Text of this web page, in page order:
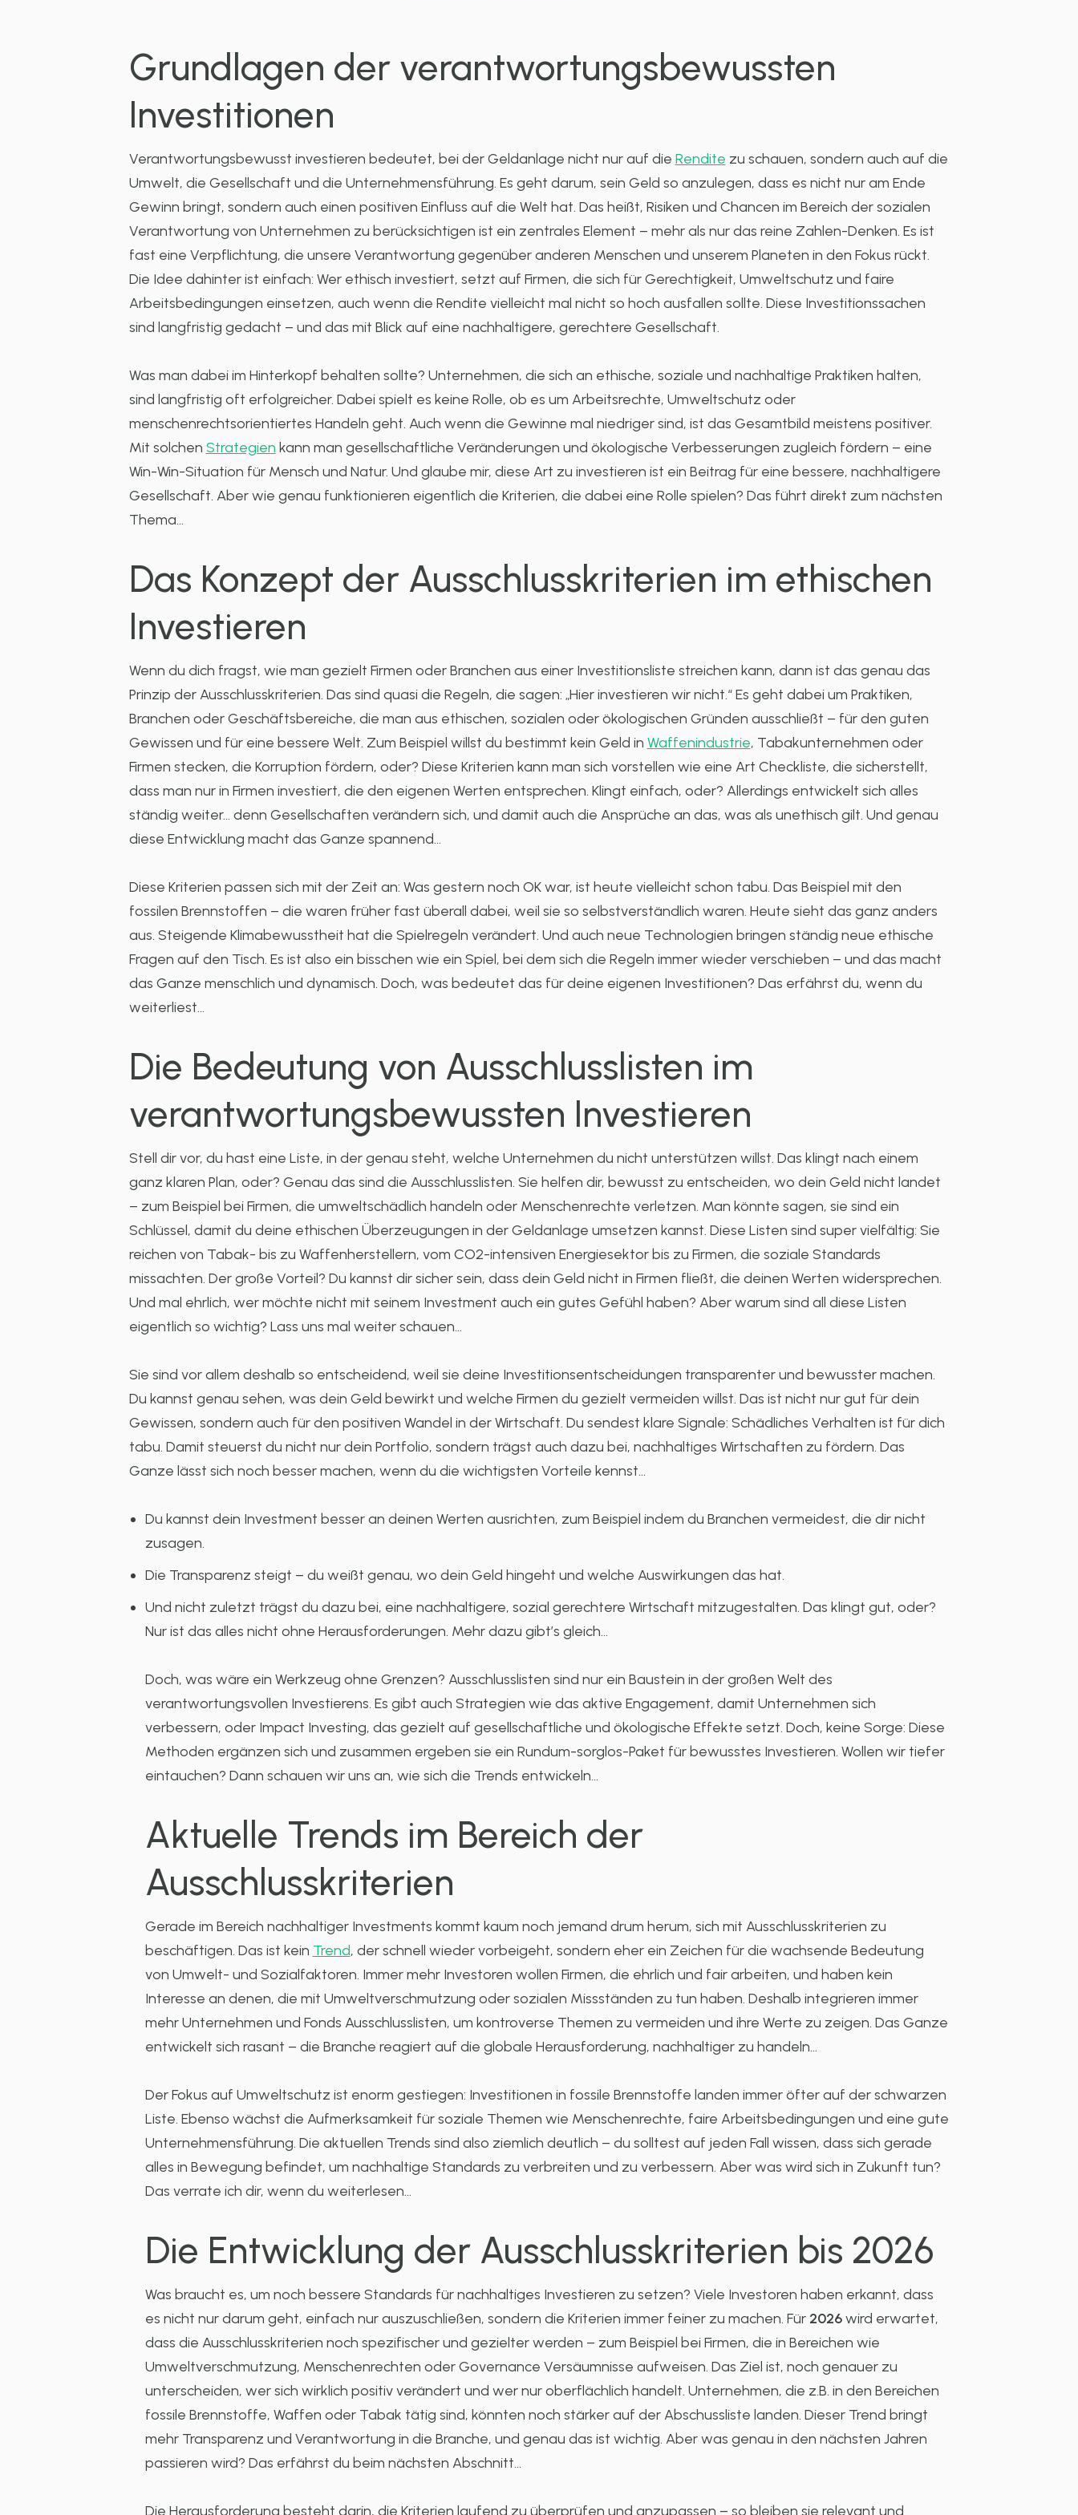
Grundlagen der verantwortungsbewussten
Investitionen
Verantwortungsbewusst investieren bedeutet, bei der Geldanlage nicht nur auf die Rendite zu schauen, sondern auch auf die
Umwelt, die Gesellschaft und die Unternehmensführung. Es geht darum, sein Geld so anzulegen, dass es nicht nur am Ende
Gewinn bringt, sondern auch einen positiven Einfluss auf die Welt hat. Das heißt, Risiken und Chancen im Bereich der sozialen
Verantwortung von Unternehmen zu berücksichtigen ist ein zentrales Element – mehr als nur das reine Zahlen-Denken. Es ist
fast eine Verpflichtung, die unsere Verantwortung gegenüber anderen Menschen und unserem Planeten in den Fokus rückt.
Die Idee dahinter ist einfach: Wer ethisch investiert, setzt auf Firmen, die sich für Gerechtigkeit, Umweltschutz und faire
Arbeitsbedingungen einsetzen, auch wenn die Rendite vielleicht mal nicht so hoch ausfallen sollte. Diese Investitionssachen
sind langfristig gedacht – und das mit Blick auf eine nachhaltigere, gerechtere Gesellschaft.
Was man dabei im Hinterkopf behalten sollte? Unternehmen, die sich an ethische, soziale und nachhaltige Praktiken halten,
sind langfristig oft erfolgreicher. Dabei spielt es keine Rolle, ob es um Arbeitsrechte, Umweltschutz oder
menschenrechtsorientiertes Handeln geht. Auch wenn die Gewinne mal niedriger sind, ist das Gesamtbild meistens positiver.
Mit solchen Strategien kann man gesellschaftliche Veränderungen und ökologische Verbesserungen zugleich fördern – eine
Win-Win-Situation für Mensch und Natur. Und glaube mir, diese Art zu investieren ist ein Beitrag für eine bessere, nachhaltigere
Gesellschaft. Aber wie genau funktionieren eigentlich die Kriterien, die dabei eine Rolle spielen? Das führt direkt zum nächsten
Thema…
Das Konzept der Ausschlusskriterien im ethischen
Investieren
Wenn du dich fragst, wie man gezielt Firmen oder Branchen aus einer Investitionsliste streichen kann, dann ist das genau das
Prinzip der Ausschlusskriterien. Das sind quasi die Regeln, die sagen: „Hier investieren wir nicht.“ Es geht dabei um Praktiken,
Branchen oder Geschäftsbereiche, die man aus ethischen, sozialen oder ökologischen Gründen ausschließt – für den guten
Gewissen und für eine bessere Welt. Zum Beispiel willst du bestimmt kein Geld in Waffenindustrie, Tabakunternehmen oder
Firmen stecken, die Korruption fördern, oder? Diese Kriterien kann man sich vorstellen wie eine Art Checkliste, die sicherstellt,
dass man nur in Firmen investiert, die den eigenen Werten entsprechen. Klingt einfach, oder? Allerdings entwickelt sich alles
ständig weiter… denn Gesellschaften verändern sich, und damit auch die Ansprüche an das, was als unethisch gilt. Und genau
diese Entwicklung macht das Ganze spannend…
Diese Kriterien passen sich mit der Zeit an: Was gestern noch OK war, ist heute vielleicht schon tabu. Das Beispiel mit den
fossilen Brennstoffen – die waren früher fast überall dabei, weil sie so selbstverständlich waren. Heute sieht das ganz anders
aus. Steigende Klimabewusstheit hat die Spielregeln verändert. Und auch neue Technologien bringen ständig neue ethische
Fragen auf den Tisch. Es ist also ein bisschen wie ein Spiel, bei dem sich die Regeln immer wieder verschieben – und das macht
das Ganze menschlich und dynamisch. Doch, was bedeutet das für deine eigenen Investitionen? Das erfährst du, wenn du
weiterliest…
Die Bedeutung von Ausschlusslisten im
verantwortungsbewussten Investieren
Stell dir vor, du hast eine Liste, in der genau steht, welche Unternehmen du nicht unterstützen willst. Das klingt nach einem
ganz klaren Plan, oder? Genau das sind die Ausschlusslisten. Sie helfen dir, bewusst zu entscheiden, wo dein Geld nicht landet
– zum Beispiel bei Firmen, die umweltschädlich handeln oder Menschenrechte verletzen. Man könnte sagen, sie sind ein
Schlüssel, damit du deine ethischen Überzeugungen in der Geldanlage umsetzen kannst. Diese Listen sind super vielfältig: Sie
reichen von Tabak- bis zu Waffenherstellern, vom CO2-intensiven Energiesektor bis zu Firmen, die soziale Standards
missachten. Der große Vorteil? Du kannst dir sicher sein, dass dein Geld nicht in Firmen fließt, die deinen Werten widersprechen.
Und mal ehrlich, wer möchte nicht mit seinem Investment auch ein gutes Gefühl haben? Aber warum sind all diese Listen
eigentlich so wichtig? Lass uns mal weiter schauen…
Sie sind vor allem deshalb so entscheidend, weil sie deine Investitionsentscheidungen transparenter und bewusster machen.
Du kannst genau sehen, was dein Geld bewirkt und welche Firmen du gezielt vermeiden willst. Das ist nicht nur gut für dein
Gewissen, sondern auch für den positiven Wandel in der Wirtschaft. Du sendest klare Signale: Schädliches Verhalten ist für dich
tabu. Damit steuerst du nicht nur dein Portfolio, sondern trägst auch dazu bei, nachhaltiges Wirtschaften zu fördern. Das
Ganze lässt sich noch besser machen, wenn du die wichtigsten Vorteile kennst…
Du kannst dein Investment besser an deinen Werten ausrichten, zum Beispiel indem du Branchen vermeidest, die dir nicht
zusagen.
Die Transparenz steigt – du weißt genau, wo dein Geld hingeht und welche Auswirkungen das hat.
Und nicht zuletzt trägst du dazu bei, eine nachhaltigere, sozial gerechtere Wirtschaft mitzugestalten. Das klingt gut, oder?
Nur ist das alles nicht ohne Herausforderungen. Mehr dazu gibt’s gleich…
Doch, was wäre ein Werkzeug ohne Grenzen? Ausschlusslisten sind nur ein Baustein in der großen Welt des
verantwortungsvollen Investierens. Es gibt auch Strategien wie das aktive Engagement, damit Unternehmen sich
verbessern, oder Impact Investing, das gezielt auf gesellschaftliche und ökologische Effekte setzt. Doch, keine Sorge: Diese
Methoden ergänzen sich und zusammen ergeben sie ein Rundum-sorglos-Paket für bewusstes Investieren. Wollen wir tiefer
eintauchen? Dann schauen wir uns an, wie sich die Trends entwickeln…
Aktuelle Trends im Bereich der
Ausschlusskriterien
Gerade im Bereich nachhaltiger Investments kommt kaum noch jemand drum herum, sich mit Ausschlusskriterien zu
beschäftigen. Das ist kein Trend, der schnell wieder vorbeigeht, sondern eher ein Zeichen für die wachsende Bedeutung
von Umwelt- und Sozialfaktoren. Immer mehr Investoren wollen Firmen, die ehrlich und fair arbeiten, und haben kein
Interesse an denen, die mit Umweltverschmutzung oder sozialen Missständen zu tun haben. Deshalb integrieren immer
mehr Unternehmen und Fonds Ausschlusslisten, um kontroverse Themen zu vermeiden und ihre Werte zu zeigen. Das Ganze
entwickelt sich rasant – die Branche reagiert auf die globale Herausforderung, nachhaltiger zu handeln…
Der Fokus auf Umweltschutz ist enorm gestiegen: Investitionen in fossile Brennstoffe landen immer öfter auf der schwarzen
Liste. Ebenso wächst die Aufmerksamkeit für soziale Themen wie Menschenrechte, faire Arbeitsbedingungen und eine gute
Unternehmensführung. Die aktuellen Trends sind also ziemlich deutlich – du solltest auf jeden Fall wissen, dass sich gerade
alles in Bewegung befindet, um nachhaltige Standards zu verbreiten und zu verbessern. Aber was wird sich in Zukunft tun?
Das verrate ich dir, wenn du weiterlesen…
Die Entwicklung der Ausschlusskriterien bis 2026
Was braucht es, um noch bessere Standards für nachhaltiges Investieren zu setzen? Viele Investoren haben erkannt, dass
es nicht nur darum geht, einfach nur auszuschließen, sondern die Kriterien immer feiner zu machen. Für 2026wird erwartet,
dass die Ausschlusskriterien noch spezifischer und gezielter werden – zum Beispiel bei Firmen, die in Bereichen wie
Umweltverschmutzung, Menschenrechten oder Governance Versäumnisse aufweisen. Das Ziel ist, noch genauer zu
unterscheiden, wer sich wirklich positiv verändert und wer nur oberflächlich handelt. Unternehmen, die z.B. in den Bereichen
fossile Brennstoffe, Waffen oder Tabak tätig sind, könnten noch stärker auf der Abschussliste landen. Dieser Trend bringt
mehr Transparenz und Verantwortung in die Branche, und genau das ist wichtig. Aber was genau in den nächsten Jahren
passieren wird? Das erfährst du beim nächsten Abschnitt…
Die Herausforderung besteht darin, die Kriterien laufend zu überprüfen und anzupassen – so bleiben sie relevant und